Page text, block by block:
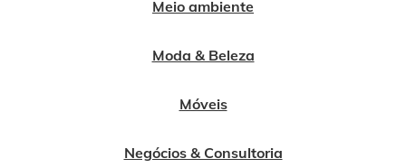
Meio ambiente
Moda & Beleza
Móveis
Negócios & Consultoria